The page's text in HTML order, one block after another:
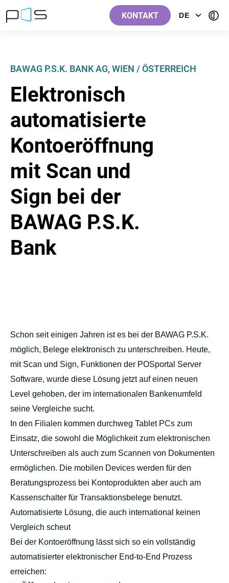
AT]
AT]
AT]
KONTAKT DE
OPEN
AT]
BAWAG P.S.K. BANK AG, WIEN / ÖSTERREICH
Elektronisch
automatisierte
Kontoeröffnung
mit Scan und
Sign bei der
BAWAG P.S.K.
Bank
Schon seit einigen Jahren ist es bei der BAWAG P.S.K.
möglich, Belege elektronisch zu unterschreiben. Heute,
mit Scan und Sign, Funktionen der POSportal Server
Software, wurde diese Lösung jetzt auf einen neuen
Level gehoben, der im internationalen Bankenumfeld
seine Vergleiche sucht.
In den Filialen kommen durchweg Tablet PCs zum
Einsatz, die sowohl die Möglichkeit zum elektronischen
Unterschreiben als auch zum Scannen von Dokumenten
ermöglichen. Die mobilen Devices werden für den
Beratungsprozess bei Kontoprodukten aber auch am
Kassenschalter für Transaktionsbelege benutzt.
Automatisierte Lösung, die auch international keinen
Vergleich scheut
Bei der Kontoeröffnung lässt sich so ein vollständig
automatisierter elektronischer End-to-End Prozess
erreichen: